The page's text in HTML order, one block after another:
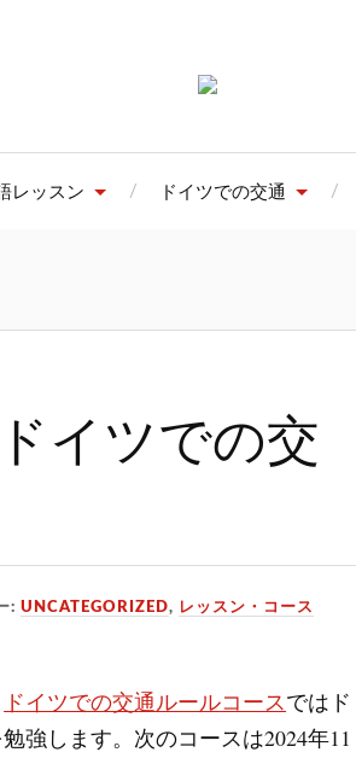
レッスン ドイツでの交通
イツでの交
:UNCATEGORIZED, レッスン・コース
ドイツでの交通ルールコースではド
強します。次のコースは2024年11